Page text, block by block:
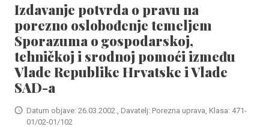
Izdavanje potvrda o pravu na
porezno oslobođenje temeljem
Sporazuma o gospodarskoj,
tehničkoj i srodnoj pomoći između
Vlade Republike Hrvatske i Vlade
SAD-a
Datum objave: 26.03.2002., Davatelj: Porezna uprava, Klasa: 471-
01/02-01/102